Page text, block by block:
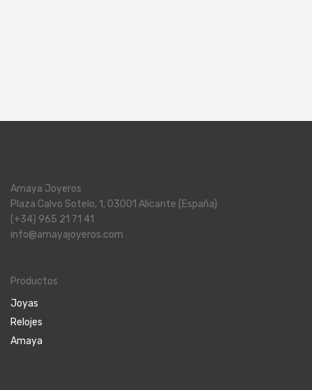
Amaya Joyeros
Plaza Calvo Sotelo, 1, 03001 Alicante (España)
(+34) 965 21 71 41
info@amayajoyeros.com
Productos
Joyas
Relojes
Amaya